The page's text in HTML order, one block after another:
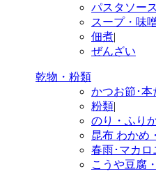
パスタソース
スープ・味
佃煮|
ぜんざい
乾物・粉類
かつお節･本
粉類|
のり・ふり
昆布 わかめ
春雨･マカロ
こうや豆腐